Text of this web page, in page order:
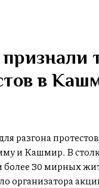
в
разгона
и Кашмир. В
30 мирных
организатора